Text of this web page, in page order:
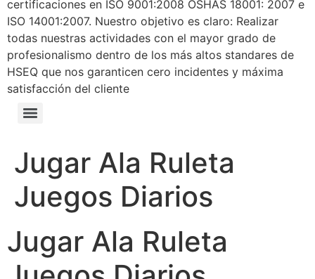
certificaciones en ISO 9001:2008 OSHAS 18001: 2007 e
ISO 14001:2007. Nuestro objetivo es claro: Realizar
todas nuestras actividades con el mayor grado de
profesionalismo dentro de los más altos standares de
HSEQ que nos garanticen cero incidentes y máxima
satisfacción del cliente
Jugar Ala Ruleta
Juegos Diarios
Jugar Ala Ruleta